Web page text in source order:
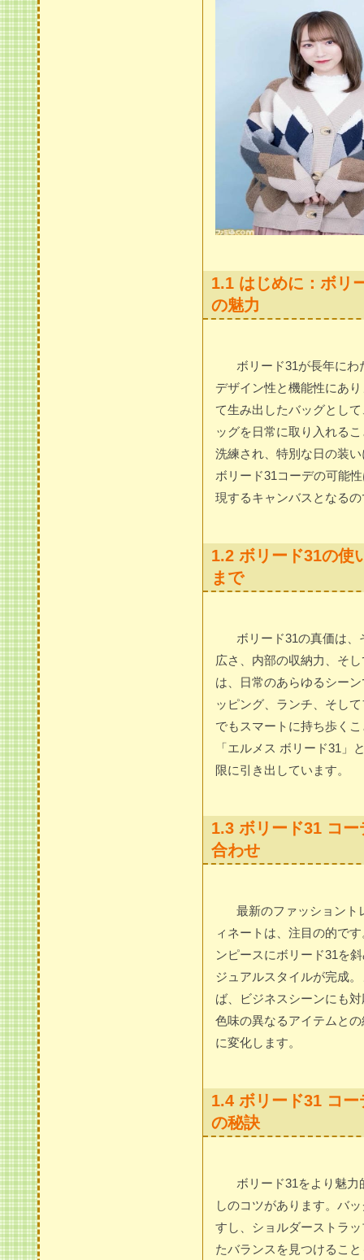
1.1 はじめに：ボリ
の魅力
ボリード31が長年に
デザイン性と機能性にあ
て生み出したバッグとし
ッグを日常に取り入れる
洗練され、特別な日の装
ボリード31コーデの可能
現するキャンバスとなる
1.2 ボリード31の使
まで
ボリード31の真価は
広さ、内部の収納力、そ
は、日常のあらゆるシー
ッピング、ランチ、そし
でもスマートに持ち歩く
「エルメス ボリード31」
限に引き出しています。
1.3 ボリード31 コ
合わせ
最新のファッショント
ィネートは、注目の的で
ンピースにボリード31を
ジュアルスタイルが完成
ば、ビジネスシーンにも
色味の異なるアイテムと
に変化します。
1.4 ボリード31 コ
の秘訣
ボリード31をより魅
しのコツがあります。バ
すし、ショルダーストラ
たバランスを見つけるこ